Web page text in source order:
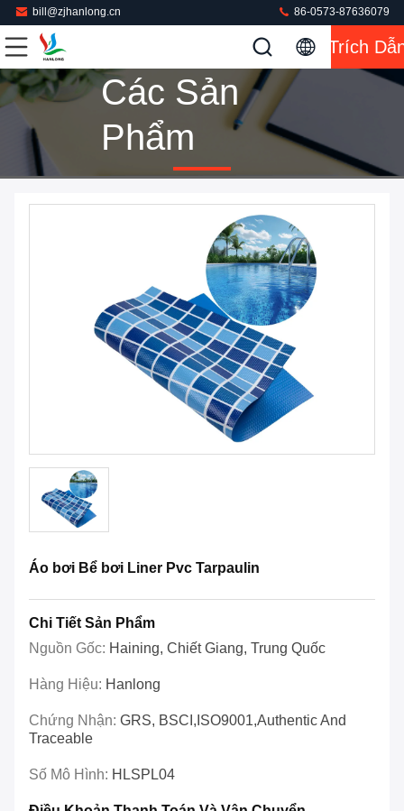
bill@zjhanlong.cn 86-0573-87636079
Trích
Các Sản
Phẩm
Áo bơi Bể bơi Liner Pvc Tarpaulin
Chi Tiết Sản Phẩm
Nguồn Gốc: Haining, Chiết Giang, Trung Quốc
Hàng Hiệu: Hanlong
Chứng Nhận: GRS, BSCI,ISO9001,Authentic And
Traceable
Số Mô Hình: HLSPL04